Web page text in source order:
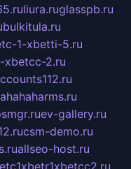
liura.ruglasspb.ru
bulkitula.ru
1-xbetti-5.ru
xbetcc-2.ru
ev-gallery.ru
csm-demo.ru
allseo-host.ru